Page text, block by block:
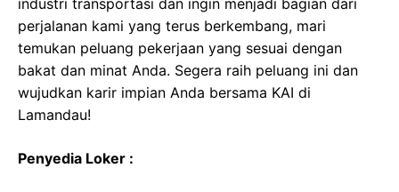
industri transportasi dan ingin menjadi bagian dari
perjalanan kami yang terus berkembang, mari
temukan peluang pekerjaan yang sesuai dengan
bakat dan minat Anda. Segera raih peluang ini dan
wujudkan karir impian Anda bersama KAI di
Lamandau!
Penyedia Loker :